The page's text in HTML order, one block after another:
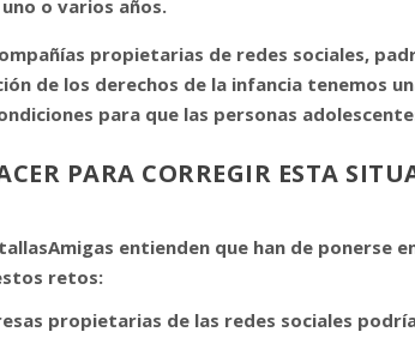
o varios años.
propietarias de redes sociales,
de los derechos de la infancia tenemos
para que las personas
PARA CORREGIR ESTA
entienden que han de ponerse
retos:
propietarias de las redes sociales